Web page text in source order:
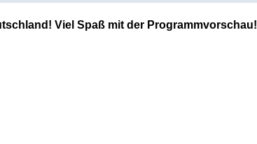
Viel Spaß mit der Programmvorschau!